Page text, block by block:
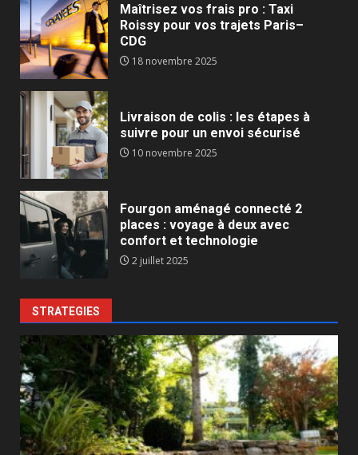
Maîtrisez vos frais pro : Taxi
Roissy pour vos trajets Paris–
CDG
18 novembre 2025
Livraison de colis : les étapes à
suivre pour un envoi sécurisé
10 novembre 2025
Fourgon aménagé connecté 2
places : voyage à deux avec
confort et technologie
2 juillet 2025
STRATEGIES